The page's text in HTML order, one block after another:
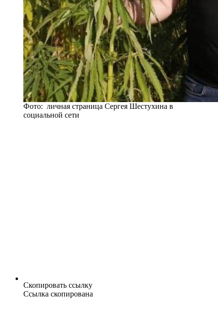
Фото: личная страница Сергея Шестухина в
социальной сети
Скопировать ссылку
Ссылка скопирована